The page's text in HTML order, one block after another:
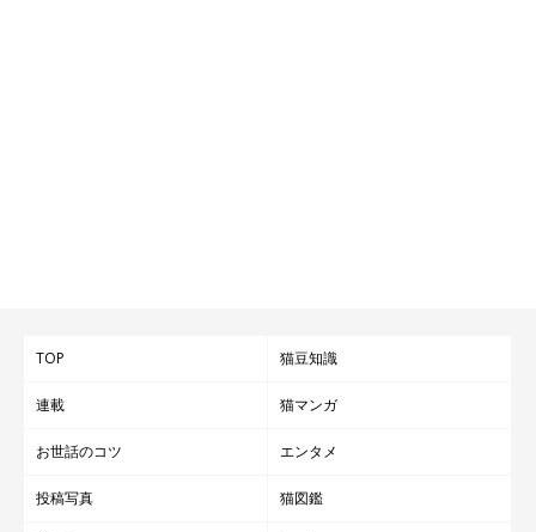
TOP 猫豆知識
連載 猫マンガ
お世話のコツ エンタメ
投稿写真 猫図鑑